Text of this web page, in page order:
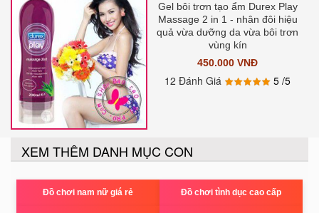
Gel bôi trơn tạo ẩm Durex Play
Massage 2 in 1 - nhân đôi hiệu
quả vừa dưỡng da vừa bôi trơn
vùng kín
450.000 VNĐ
12 Đánh Giá 5/5
XEM THÊM DANH MỤC CON
Đồ chơi nam nữ giá rẻ Đồ chơi tình dục cao cấp